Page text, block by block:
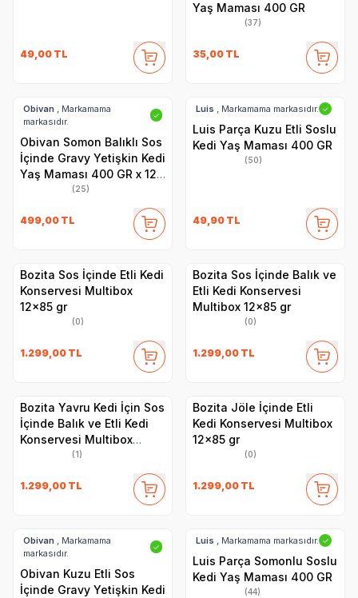
49,00 TL
Yaş Maması 400 GR
(37)
35,00 TL
Obivan , Markamama
markasıdır.
✓
Obivan Somon Balıklı Sos
İçinde Gravy Yetişkin Kedi
Yaş Maması 400 GR x 12
(25)
499,00 TL
Luis , Markamama markasıdır. ✓
Luis Parça Kuzu Etli Soslu
Kedi Yaş Maması 400 GR
(50)
49,90 TL
Bozita Sos İçinde Etli Kedi
Konservesi Multibox
12x85 gr
(0)
1.299,00 TL
Bozita Sos İçinde Balık ve
Etli Kedi Konservesi
Multibox 12x85 gr
(0)
1.299,00 TL
Bozita Yavru Kedi İçin Sos
İçinde Balık ve Etli Kedi
Konservesi Multibox
(1)
1.299,00 TL
Bozita Jöle İçinde Etli
Kedi Konservesi Multibox
12x85 gr
(0)
1.299,00 TL
Obivan , Markamama
markasıdır.
✓
Obivan Kuzu Etli Sos
İçinde Gravy Yetişkin Kedi
Luis , Markamama markasıdır. ✓
Luis Parça Somonlu Soslu
Kedi Yaş Maması 400 GR
(44)